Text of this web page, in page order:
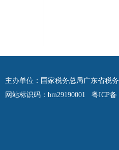
主办单位：国家税务总局广东省税
网站标识码：bm29190001 粤ICP